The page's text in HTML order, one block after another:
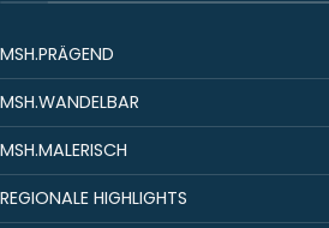
MSH.PRÄGEND
MSH.WANDELBAR
MSH.MALERISCH
REGIONALE HIGHLIGHTS